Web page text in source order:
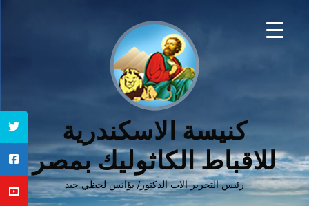
كنيسة الاسكندرية
للاقباط الكاثوليك بمصر
رئيس التحرير الاب الدكتور/ يؤانس لحظي جيد